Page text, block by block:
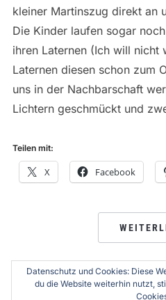
kleiner Martinszug direkt an
Die Kinder laufen sogar
ihren Laternen (Ich will nicht
Laternen diesen schon zum
uns in der Nachbarschaft
Lichtern geschmückt und
Teilen mit:
X Facebook
Datenschutz und Cookies: Diese
du die Website weiterhin nutzt,